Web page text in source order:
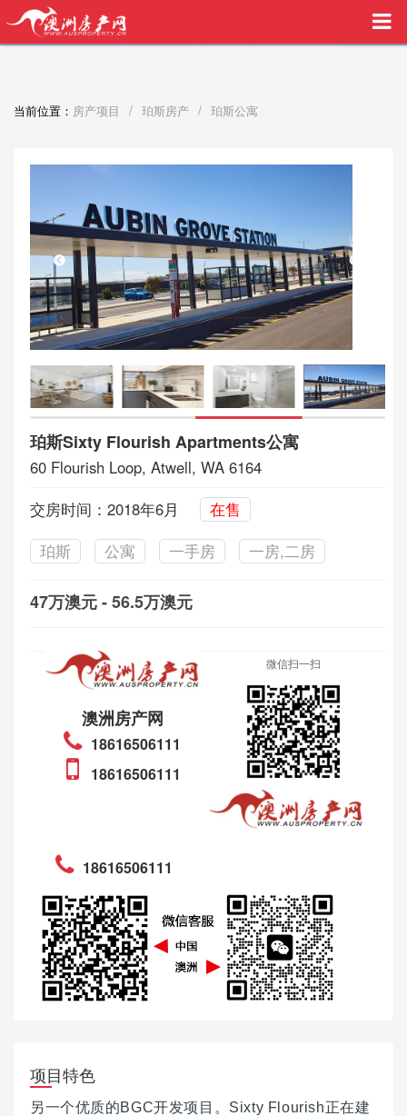
买家中介VIP服务，助您安心购房
当前位置： 房产项目 / 珀斯房产 / 珀斯公寓
珀斯Sixty Flourish Apartments公寓
60 Flourish Loop, Atwell, WA 6164
交房时间：2018年6月
在售
珀斯
公寓 一手房 一房,二房
47万澳元 - 56.5万澳元
澳洲房产网
18616506111
18616506111
微信扫一扫
18616506111
项目特色
另一个优质的BGC开发项目。 Sixty Flourish正在建